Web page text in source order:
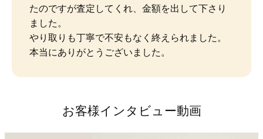
たのですが査定してくれ、金額を出して下さり
ました。
やり取りも丁寧で不安もなく終えられました。
本当にありがとうございました。
お客様インタビュー動画